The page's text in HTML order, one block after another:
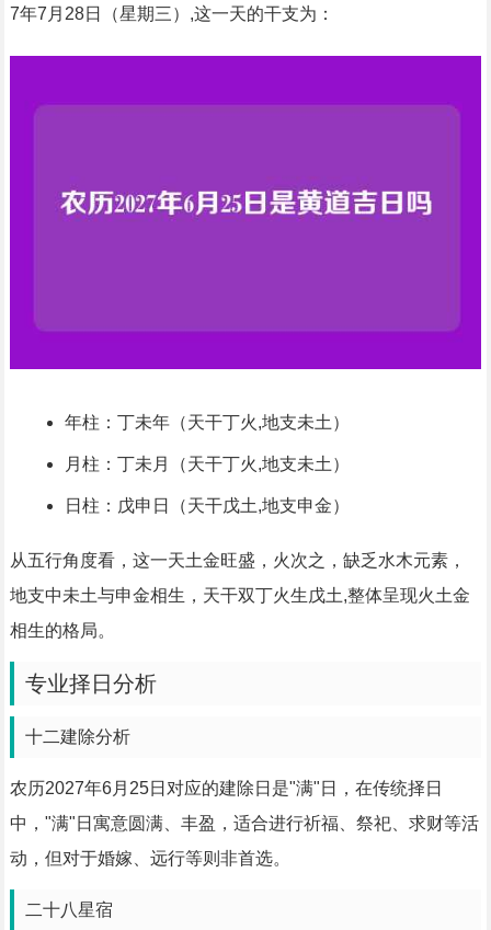
7年7月28日（星期三）,这一天的干支为：
年柱：丁未年（天干丁火,地支未土）
月柱：丁未月（天干丁火,地支未土）
日柱：戊申日（天干戊土,地支申金）
从五行角度看，这一天土金旺盛，火次之，缺乏水木元素，
地支中未土与申金相生，天干双丁火生戊土,整体呈现火土金
相生的格局。
专业择日分析
十二建除分析
农历2027年6月25日对应的建除日是"满"日，在传统择日
中，"满"日寓意圆满、丰盈，适合进行祈福、祭祀、求财等活
动，但对于婚嫁、远行等则非首选。
二十八星宿